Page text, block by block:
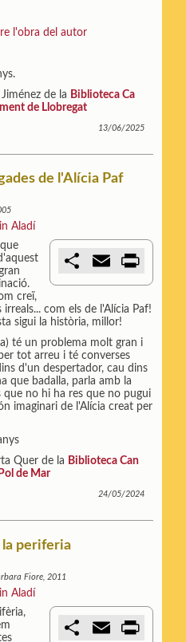
l'obra del autor
de la Biblioteca Ca
de Llobregat
13/06/2025
de l'Alícia Paf
Aladí
a
i
r
m
l
t
creï,
com els de l'Alícia Paf!
sigui la història, millor!
té un problema molt gran i
tot arreu i té converses
d'un despertador, cau dins
que badalla, parla amb la
que no hi ha res que no pugui
imaginari de l'Alícia creat per
Quer de la Biblioteca Can
de Mar
24/05/2024
la periferia
Fiore, 2011
Aladí
m